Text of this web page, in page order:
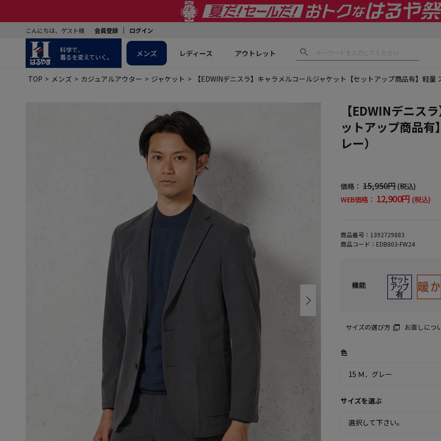
こんにちは、ゲスト様 会員登録 ログイン
科学で、
着るを変えていく。
メンズ レディース アウトレット
TOP メンズ カジュアルアウター ジャケット 【EDWINデニスラ】キャラメルコールジャケット【セットアップ商品有】軽
【EDWINデニス
ットアップ商品有
レー）
価格： 15,950円 (税込)
WEB価格： 12,900円 (税込)
商品番号： 1392729883
商品コード： EDB803-FW24
機能
サイズの選び方 お直しにつ
色
サイズを選ぶ